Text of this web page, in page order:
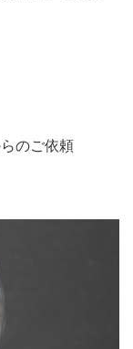
のご依頼